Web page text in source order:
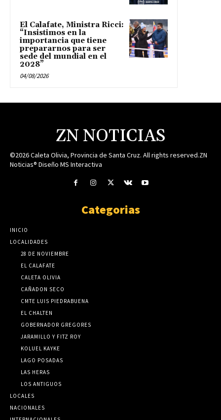
El Calafate, Ministra Ricci:
“Insistimos en la
importancia que tiene
prepararnos para ser
sede del mundial en el
2028”
04/08/2026
ZN NOTICIAS
©2026 Caleta Olivia, Provincia de Santa Cruz. All rights reserved.ZN
Noticias® Diseño MS Interactiva
Categorias
INICIO
LOCALIDADES
28 DE NOVIEMBRE
EL CALAFATE
CALETA OLIVIA
CAÑADON SECO
CMTE LUIS PIEDRABUENA
EL CHALTEN
GOBERNADOR GREGORES
JARAMILLO Y FITZ ROY
KOLUEL KAYKE
LAGO POSADAS
LAS HERAS
LOS ANTIGUOS
LOCALES
NACIONALES